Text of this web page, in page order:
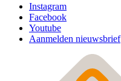
Instagram
Facebook
Youtube
Aanmelden nieuwsbrief